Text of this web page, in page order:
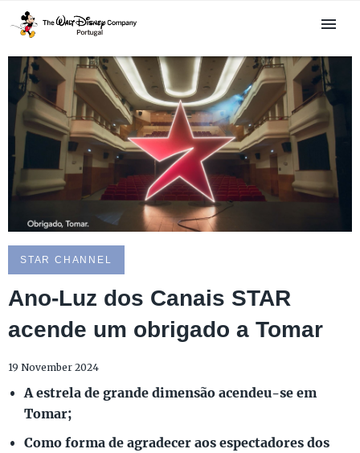
STAR CHANNEL
Ano-Luz dos Canais STAR
acende um obrigado a Tomar
19 November 2024
A estrela de grande dimensão acendeu-se em
Tomar;
Como forma de agradecer aos espectadores dos